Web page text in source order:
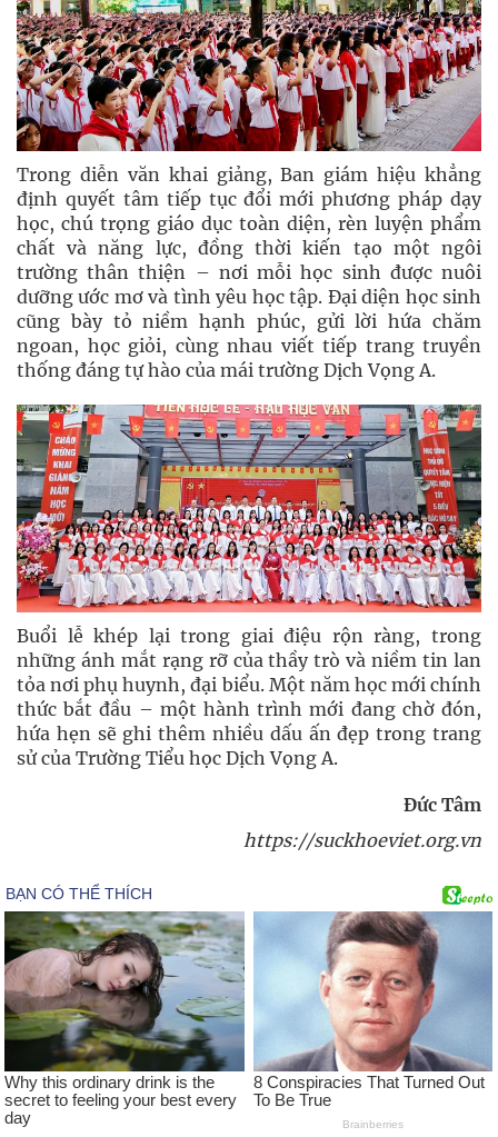
Trong diễn văn khai giảng, Ban giám hiệu khẳng
định quyết tâm tiếp tục đổi mới phương pháp dạy
học, chú trọng giáo dục toàn diện, rèn luyện phẩm
chất và năng lực, đồng thời kiến tạo một ngôi
trường thân thiện – nơi mỗi học sinh được nuôi
dưỡng ước mơ và tình yêu học tập. Đại diện học sinh
cũng bày tỏ niềm hạnh phúc, gửi lời hứa chăm
ngoan, học giỏi, cùng nhau viết tiếp trang truyền
thống đáng tự hào của mái trường Dịch Vọng A.
Buổi lễ khép lại trong giai điệu rộn ràng, trong
những ánh mắt rạng rỡ của thầy trò và niềm tin lan
tỏa nơi phụ huynh, đại biểu. Một năm học mới chính
thức bắt đầu – một hành trình mới đang chờ đón,
hứa hẹn sẽ ghi thêm nhiều dấu ấn đẹp trong trang
sử của Trường Tiểu học Dịch Vọng A.
Đức Tâm
https://suckhoeviet.org.vn